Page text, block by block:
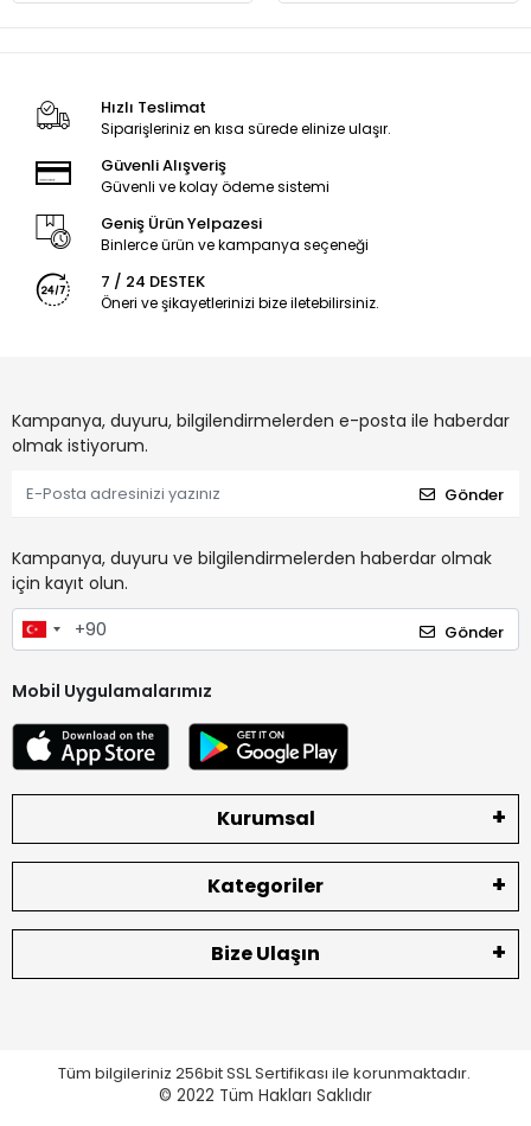
Hızlı Teslimat
Siparişleriniz en kısa sürede elinize ulaşır.
Güvenli Alışveriş
Güvenli ve kolay ödeme sistemi
Geniş Ürün Yelpazesi
Binlerce ürün ve kampanya seçeneği
7 / 24 DESTEK
Öneri ve şikayetlerinizi bize iletebilirsiniz.
Kampanya, duyuru, bilgilendirmelerden e-posta ile haberdar
olmak istiyorum.
Gönder
Kampanya, duyuru ve bilgilendirmelerden haberdar olmak
için kayıt olun.
Gönder
Mobil Uygulamalarımız
Kurumsal
Kategoriler
Bize Ulaşın
Tüm bilgileriniz 256bit SSL Sertifikası ile korunmaktadır.
© 2022 Tüm Hakları Saklıdır